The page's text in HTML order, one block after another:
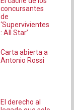
concursantes
de
‘Supervivientes
: All Star’
Carta abierta a
Antonio Rossi
El derecho al